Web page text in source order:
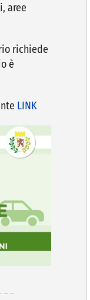
aree
richiede
è
LINK